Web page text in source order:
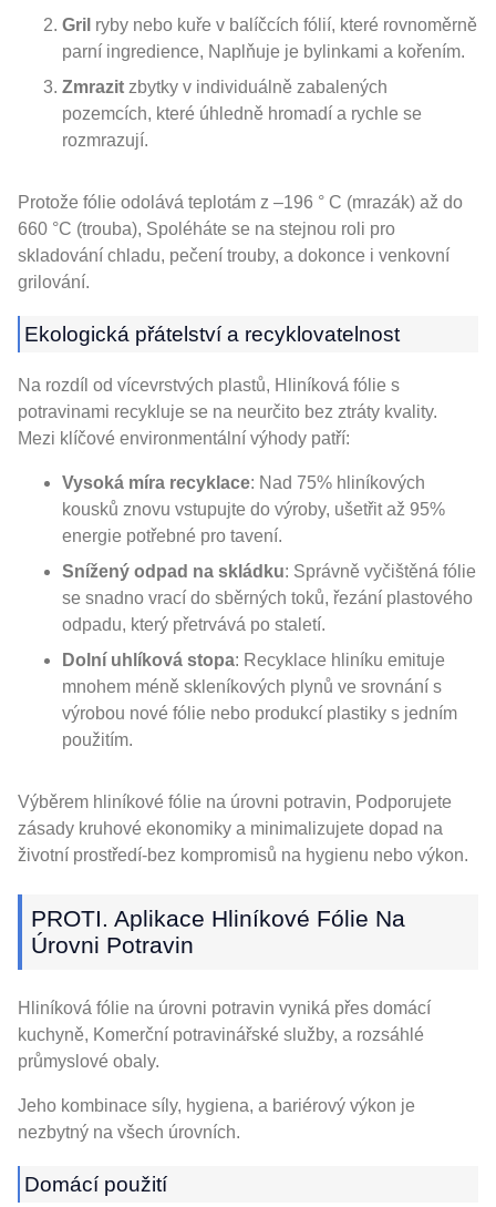
Gril ryby nebo kuře v balíčcích fólií, které rovnoměrně
parní ingredience, Naplňuje je bylinkami a kořením.
Zmrazit zbytky v individuálně zabalených
pozemcích, které úhledně hromadí a rychle se
rozmrazují.
Protože fólie odolává teplotám z –196 ° C (mrazák) až do
660 °C (trouba), Spoléháte se na stejnou roli pro
skladování chladu, pečení trouby, a dokonce i venkovní
grilování.
Ekologická přátelství a recyklovatelnost
Na rozdíl od vícevrstvých plastů, Hliníková fólie s
potravinami recykluje se na neurčito bez ztráty kvality.
Mezi klíčové environmentální výhody patří:
Vysoká míra recyklace: Nad 75% hliníkových
kousků znovu vstupujte do výroby, ušetřit až 95%
energie potřebné pro tavení.
Snížený odpad na skládku: Správně vyčištěná fólie
se snadno vrací do sběrných toků, řezání plastového
odpadu, který přetrvává po staletí.
Dolní uhlíková stopa: Recyklace hliníku emituje
mnohem méně skleníkových plynů ve srovnání s
výrobou nové fólie nebo produkcí plastiky s jedním
použitím.
Výběrem hliníkové fólie na úrovni potravin, Podporujete
zásady kruhové ekonomiky a minimalizujete dopad na
životní prostředí-bez kompromisů na hygienu nebo výkon.
PROTI. Aplikace Hliníkové Fólie Na
Úrovni Potravin
Hliníková fólie na úrovni potravin vyniká přes domácí
kuchyně, Komerční potravinářské služby, a rozsáhlé
průmyslové obaly.
Jeho kombinace síly, hygiena, a bariérový výkon je
nezbytný na všech úrovních.
Domácí použití